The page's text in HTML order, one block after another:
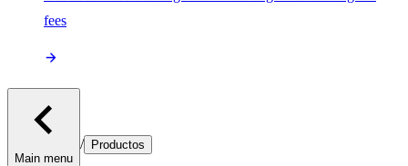
fees
Main menu
/ Productos